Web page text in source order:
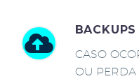
CASO
OU PERDA